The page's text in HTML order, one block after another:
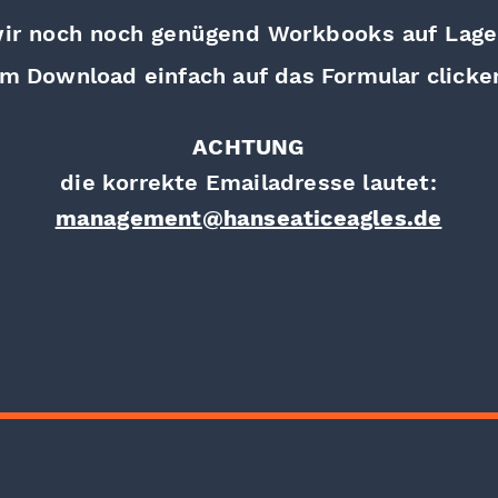
noch noch genügend Workbooks auf
Download einfach auf das Formular
ACHTUNG
die korrekte Emailadresse lautet:
management@hanseaticeagles.de